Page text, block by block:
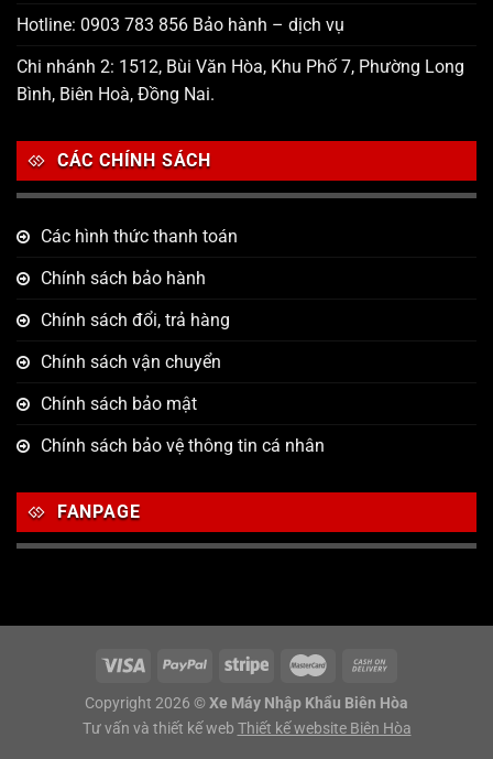
Hotline: 0903 783 856 Bảo hành – dịch vụ
Chi nhánh 2: 1512, Bùi Văn Hòa, Khu Phố 7, Phường Long
Bình, Biên Hoà, Đồng Nai.
CÁC CHÍNH SÁCH
Các hình thức thanh toán
Chính sách bảo hành
Chính sách đổi, trả hàng
Chính sách vận chuyển
Chính sách bảo mật
Chính sách bảo vệ thông tin cá nhân
FANPAGE
Copyright 2026 © Xe Máy Nhập Khẩu Biên Hòa
Tư vấn và thiết kế web Thiết kế website Biên Hòa